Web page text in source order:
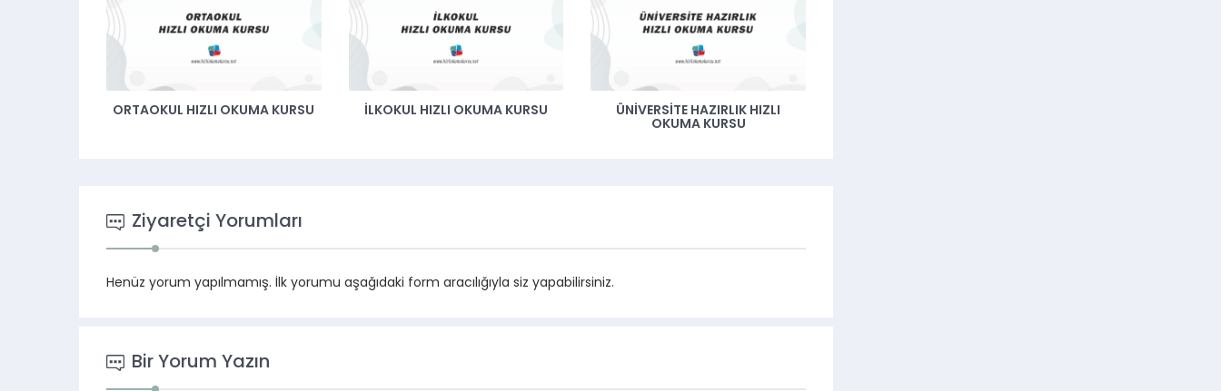
ORTAOKUL HIZLI OKUMA KURSU İLKOKUL HIZLI OKUMA KURSU
ÜNİVERSİTE HAZIRLIK HIZLI
OKUMA KURSU
Ziyaretçi Yorumları
Henüz yorum yapılmamış. İlk yorumu aşağıdaki form aracılığıyla siz yapabilirsiniz.
Bir Yorum Yazın